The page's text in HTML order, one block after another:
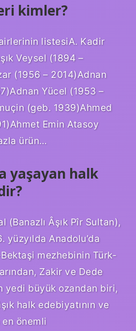
kimler?
listesiA. Kadir
Veysel (1894 –
(1956 – 2014)Adnan
Yücel (1953 –
(geb. 1939)Ahmed
Emin Atasoy
ürün…
yaşayan halk
(Banazlı Âşık Pîr Sultan),
yüzyılda Anadolu’da
mezhebinin Türk-
Zakir ve Dede
yedi büyük ozandan biri,
halk edebiyatının ve
en önemli